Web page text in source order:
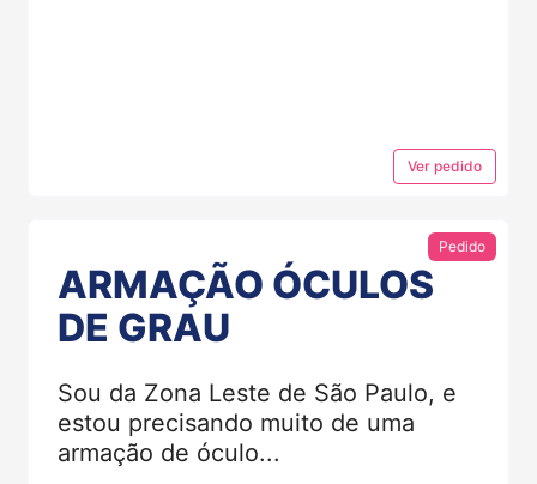
Ver pedido
Pedido
ARMAÇÃO ÓCULOS
DE GRAU
Sou da Zona Leste de São Paulo, e
estou precisando muito de uma
armação de óculo...